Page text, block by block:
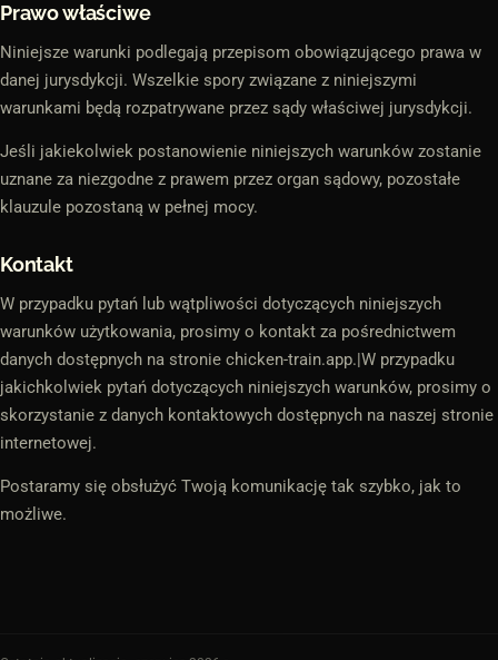
Prawo właściwe
Niniejsze warunki podlegają przepisom obowiązującego prawa w
danej jurysdykcji. Wszelkie spory związane z niniejszymi
warunkami będą rozpatrywane przez sądy właściwej jurysdykcji.
Jeśli jakiekolwiek postanowienie niniejszych warunków zostanie
uznane za niezgodne z prawem przez organ sądowy, pozostałe
klauzule pozostaną w pełnej mocy.
Kontakt
W przypadku pytań lub wątpliwości dotyczących niniejszych
warunków użytkowania, prosimy o kontakt za pośrednictwem
danych dostępnych na stronie chicken-train.app.|W przypadku
jakichkolwiek pytań dotyczących niniejszych warunków, prosimy o
skorzystanie z danych kontaktowych dostępnych na naszej stronie
internetowej.
Postaramy się obsłużyć Twoją komunikację tak szybko, jak to
możliwe.